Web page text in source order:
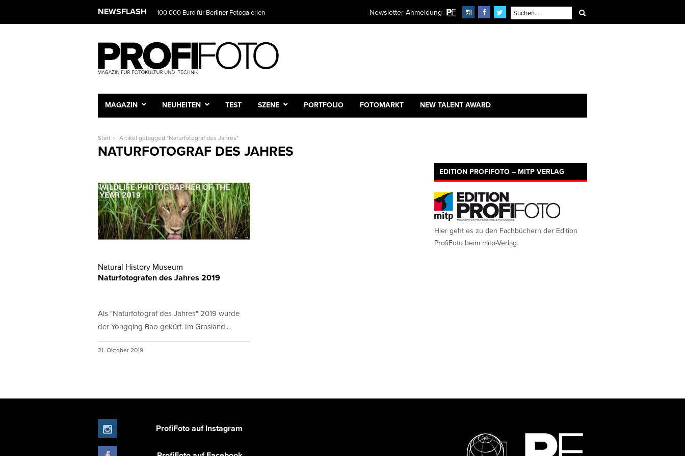
NEWSFLASH 100.000 Euro für Berliner Fotogalerien Newsletter-Anmeldung
MAGAZIN NEUHEITEN TEST SZENE PORTFOLIO FOTOMARKT NEW TALENT AWARD
Start Artikel getagged "Naturfotograf des Jahres"
NATURFOTOGRAF DES JAHRES
Natural History Museum
Naturfotografen des Jahres 2019
Als "Naturfotograf des Jahres" 2019 wurde
der Yongqing Bao gekürt. Im Grasland...
21. Oktober 2019
EDITION PROFIFOTO – MITP VERLAG
Hier geht es zu den Fachbüchern der Edition
ProfiFoto beim mitp-Verlag.
ProfiFoto auf Instagram